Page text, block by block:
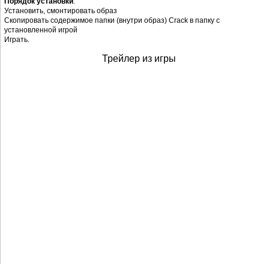
Установить, смонтировать образ
Скопировать содержимое папки (внутри образ) Crack в папку с
установленной игрой
Играть.
Трейлер из игры